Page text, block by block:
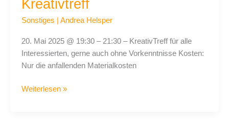
Kreativtreff
Sonstiges Andrea Helsper
20. Mai 2025 @ 19:30 – 21:30 – KreativTreff für alle
Interessierten, gerne auch ohne Vorkenntnisse Kosten:
Nur die anfallenden Materialkosten
Weiterlesen »